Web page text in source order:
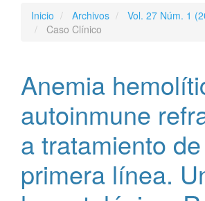
Inicio Archivos
Vol. 27 Núm. 1
Caso Clínico
Anemia
autoinmune
a tratamiento de
primera línea.